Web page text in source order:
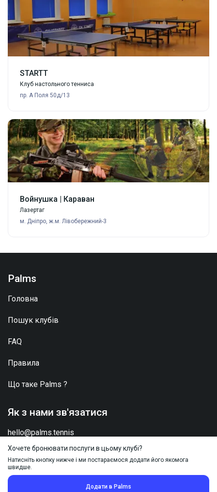
Хочете бронювати послуги в цьому клубі?
Натисніть кнопку нижче і ми постараємося додати його якомога
швидше.
Додати в Palms
STARTT
Клуб настольного тенниса
пр. А Поля 50д/13
Войнушка | Караван
Лазертаг
м. Дніпро, ж.м. Лівобережний-3
Palms
Головна
Пошук клубів
FAQ
Правила
Що таке Palms ?
Як з нами зв'язатися
hello@palms.tennis
2026 © Palms.Tennis - Всі права захищені